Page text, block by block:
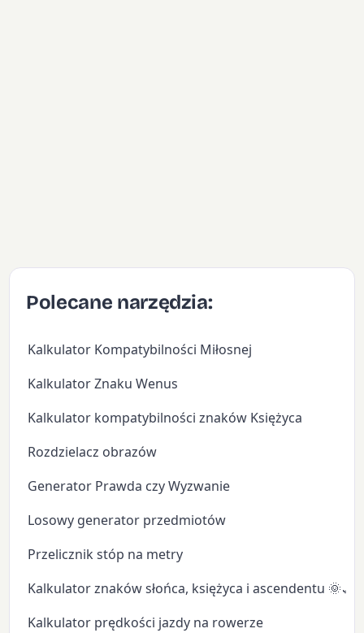
Polecane narzędzia:
Kalkulator Kompatybilności Miłosnej
Kalkulator Znaku Wenus
Kalkulator kompatybilności znaków Księżyca
Rozdzielacz obrazów
Generator Prawda czy Wyzwanie
Losowy generator przedmiotów
Przelicznik stóp na metry
Kalkulator znaków słońca, księżyca i ascendentu
Kalkulator prędkości jazdy na rowerze